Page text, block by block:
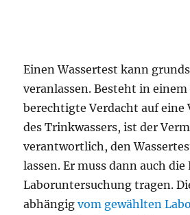
Einen Wassertest kann
veranlassen. Besteht in
berechtigte Verdacht auf
des Trinkwassers, ist der
verantwortlich, den
lassen. Er muss dann auch
Laboruntersuchung tragen.
abhängigvom gewählten